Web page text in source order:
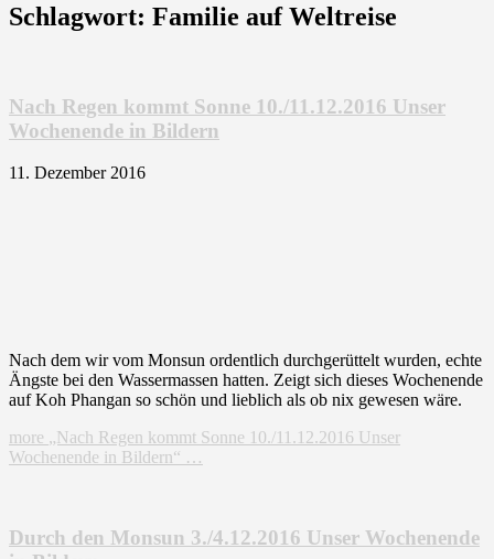
Schlagwort: Familie auf Weltreise
Nach Regen kommt Sonne 10./11.12.2016 Unser
Wochenende in Bildern
11. Dezember 2016
Nach dem wir vom Monsun ordentlich durchgerüttelt wurden, echte
Ängste bei den Wassermassen hatten. Zeigt sich dieses Wochenende
auf Koh Phangan so schön und lieblich als ob nix gewesen wäre.
more „Nach Regen kommt Sonne 10./11.12.2016 Unser
Wochenende in Bildern“ …
Durch den Monsun 3./4.12.2016 Unser Wochenende